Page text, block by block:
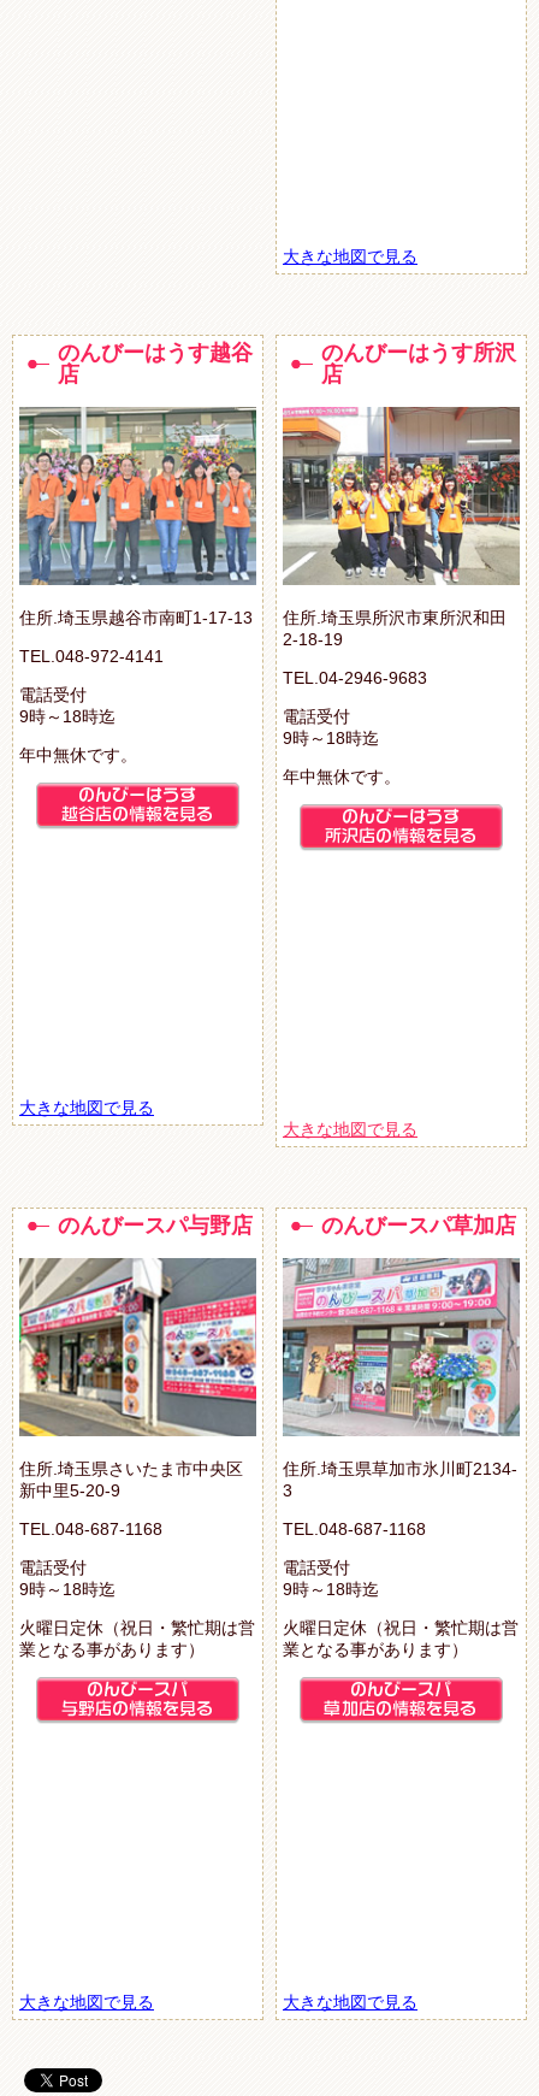
大きな地図で見る
のんびーはうす越谷
店
住所.埼玉県越谷市南町1-17-13
TEL.048-972-4141
電話受付
9時～18時迄
年中無休です。
大きな地図で見る
のんびーはうす所沢
店
住所.埼玉県所沢市東所沢和田
2-18-19
TEL.04-2946-9683
電話受付
9時～18時迄
年中無休です。
大きな地図で見る
のんびースパ与野店
住所.埼玉県さいたま市中央区
新中里5-20-9
TEL.048-687-1168
電話受付
9時～18時迄
火曜日定休（祝日・繁忙期は営
業となる事があります）
大きな地図で見る
のんびースパ草加店
住所.埼玉県草加市氷川町2134-
3
TEL.048-687-1168
電話受付
9時～18時迄
火曜日定休（祝日・繁忙期は営
業となる事があります）
大きな地図で見る